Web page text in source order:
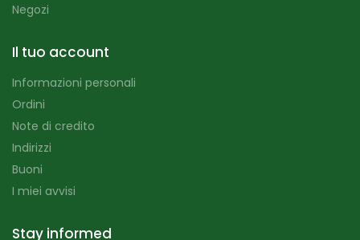
Negozi
Il tuo account
Informazioni personali
Ordini
Note di credito
Indirizzi
Buoni
I miei avvisi
Stay informed